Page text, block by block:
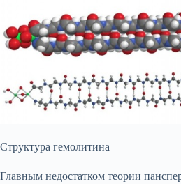
Структура гемолитина
Главным недостатком теории